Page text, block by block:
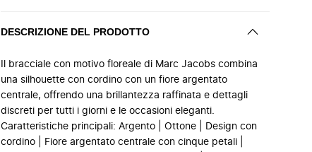
DESCRIZIONE DEL PRODOTTO
Il bracciale con motivo floreale di Marc Jacobs combina
una silhouette con cordino con un fiore argentato
centrale, offrendo una brillantezza raffinata e dettagli
discreti per tutti i giorni e le occasioni eleganti.
Caratteristiche principali: Argento | Ottone | Design con
cordino | Fiore argentato centrale con cinque petali |